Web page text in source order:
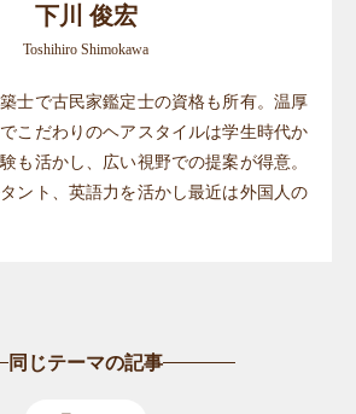
下川 俊宏
Toshihiro Shimokawa
士で古民家鑑定士の資格も所有。温厚
こだわりのヘアスタイルは学生時代か
も活かし、広い視野での提案が得意。
ント、英語力を活かし最近は外国人の
同じテーマの記事